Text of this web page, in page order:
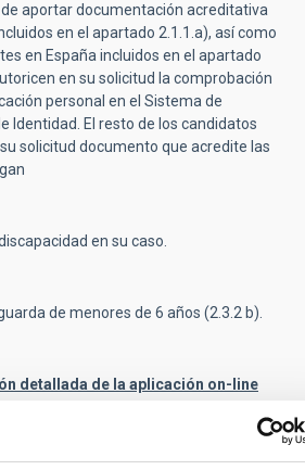
aportar documentación acreditativa
en el apartado 2.1.1.a), así como
en España incluidos en el apartado
en su solicitud la comprobación
personal en el Sistema de
Identidad. El resto de los candidatos
solicitud documento que acredite las
en su caso.
de menores de 6 años (2.3.2 b).
detallada de la aplicación on-line